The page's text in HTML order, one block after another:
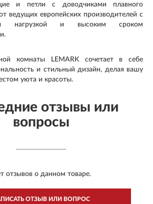
и петли с доводчиками плавного
ведущих европейских производителей с
нагрузкой и высоким сроком
комнаты LEMARK сочетает в себе
и стильный дизайн, делая вашу
уюта и красоты.
отзывы или
вопросы
отзывов о данном товаре.
ОТЗЫВ ИЛИ ВОПРОС